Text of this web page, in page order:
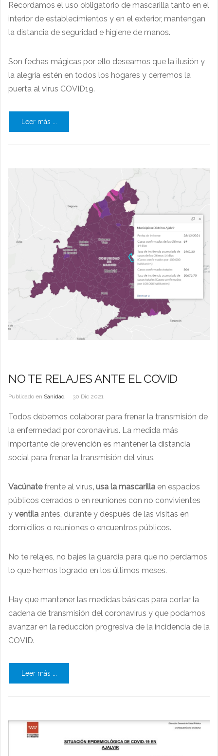
Recordamos el uso obligatorio de mascarilla tanto en el
interior de establecimientos y en el exterior, mantengan
la distancia de seguridad e higiene de manos.
Son fechas mágicas por ello deseamos que la ilusión y
la alegría estén en todos los hogares y cerremos la
puerta al virus COVID19.
Leer más ...
NO TE RELAJES ANTE EL COVID
Publicado en Sanidad 30 Dic 2021
Todos debemos colaborar para frenar la transmisión de
la enfermedad por coronavirus. La medida más
importante de prevención es mantener la distancia
social para frenar la transmisión del virus.
Vacúnatefrente al virus, usa la mascarilla en espacios
públicos cerrados o en reuniones con no convivientes
y ventila antes, durante y después de las visitas en
domicilios o reuniones o encuentros públicos.
No te relajes, no bajes la guardia para que no perdamos
lo que hemos logrado en los últimos meses.
Hay que mantener las medidas básicas para cortar la
cadena de transmisión del coronavirus y que podamos
avanzar en la reducción progresiva de la incidencia de la
COVID.
Leer más ...